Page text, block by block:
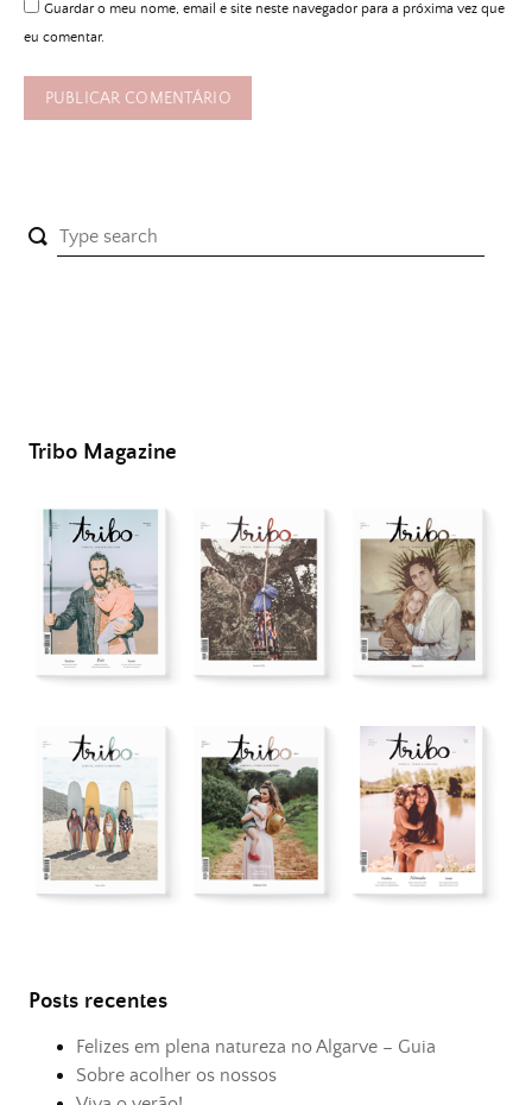
Guardar o meu nome, email e site neste navegador para a próxima vez que
eu comentar.
Tribo Magazine
Posts recentes
Felizes em plena natureza no Algarve – Guia
Sobre acolher os nossos